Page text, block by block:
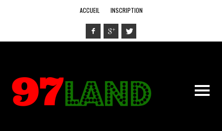
ACCUEIL INSCRIPTION